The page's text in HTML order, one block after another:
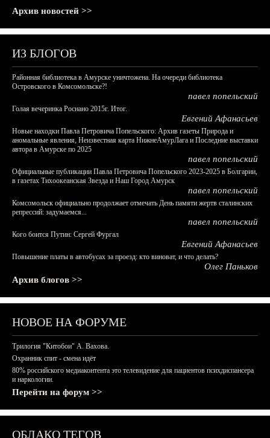
Архив новостей >>
ИЗ БЛОГОВ
Районная библиотека в Амурске уничтожена. На очереди библиотека
Островского в Комсомольске?!
павел попельский
Голая вечеринка Роснано 2015г. Итог.
Евгений Афанасьев
Новые находки Павла Петровича Попельского: Архив газеты Природа и
аномальные явления, Неизвестная карта НижнеАмурЛага и Последние выставки
автора в Амурске по 2025
павел попельский
Официальные публикации Павла Петровича Попельского 2023-2025 в Болгарии,
в газетах Тихоокеанская Звезда и Наш Город Амурск
павел попельский
Комсомольск официально продолжает отмечать День памяти жертв сталинских
репрессий: задумаемся...
павел попельский
Кого боится Путин: Сергей Фургал
Евгений Афанасьев
Повышение платы в автобусах за проезд: кто виноват, и что делать?
Олег Паньков
Архив блогов >>
НОВОЕ НА ФОРУМЕ
Трилогия "Китобои" А. Вахова.
Охранник спит - смена идёт
80% российского медиаконтента это телевидение для пациентов психдиспансера
и наркологии.
Перейти на форум >>
ОБЛАКО ТЕГОВ